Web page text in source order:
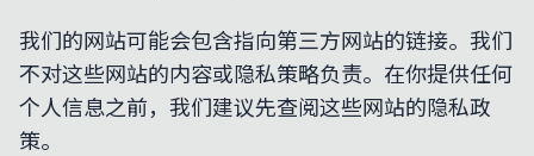
我们的网站可能会包含指向第三方网站的链接。我们
不对这些网站的内容或隐私策略负责。在你提供任何
个人信息之前，我们建议先查阅这些网站的隐私政
策。